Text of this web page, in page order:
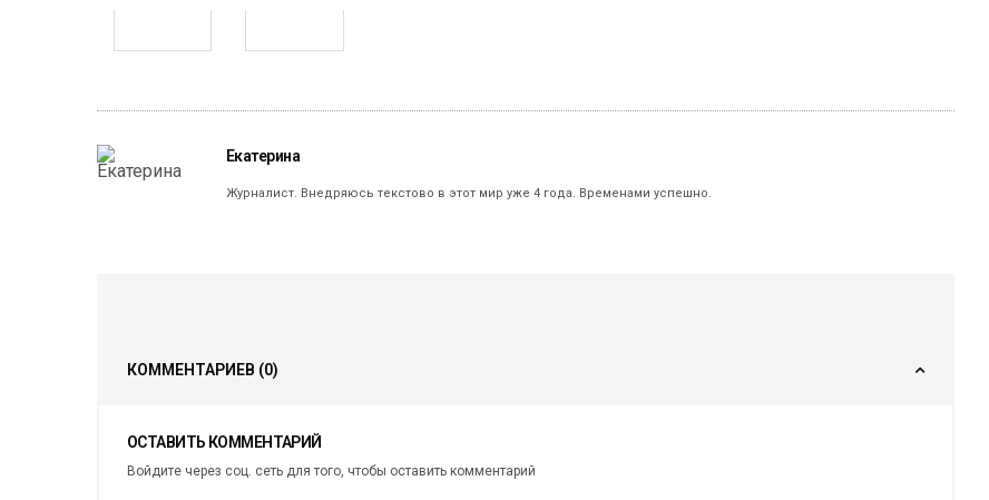
Екатерина
Журналист. Внедряюсь текстово в этот мир уже 4 года. Временами успешно.
КОММЕНТАРИЕВ (0)
ОСТАВИТЬ КОММЕНТАРИЙ
Войдите через соц. сеть для того, чтобы оставить комментарий